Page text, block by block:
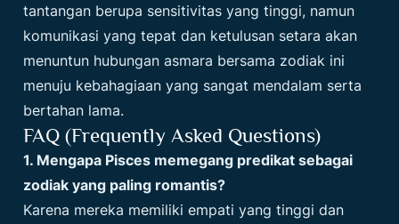
tantangan berupa sensitivitas yang tinggi, namun
komunikasi yang tepat dan ketulusan setara akan
menuntun hubungan asmara bersama zodiak ini
menuju kebahagiaan yang sangat mendalam serta
bertahan lama.
FAQ (Frequently Asked Questions)
1. Mengapa Pisces memegang predikat sebagai
zodiak yang paling romantis?
Karena mereka memiliki empati yang tinggi dan